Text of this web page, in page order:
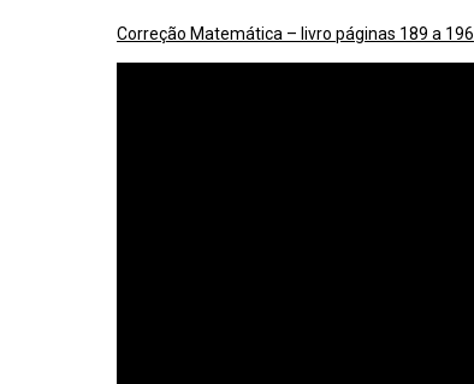
Correção Matemática – livro páginas 189 a 196